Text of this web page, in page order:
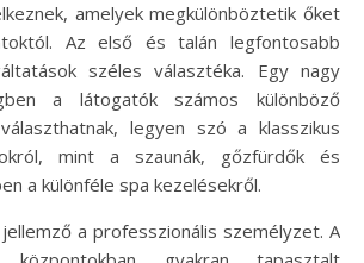
amelyek megkülönböztetik őket
Az első és talán legfontosabb
széles választéka. Egy nagy
a látogatók számos különböző
legyen szó a klasszikus
mint a szaunák, gőzfürdők és
a különféle spa kezelésekről.
a professzionális személyzet. A